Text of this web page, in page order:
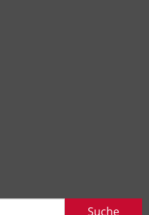
Suche